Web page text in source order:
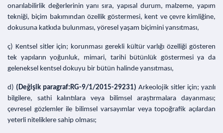
onarılabilirlik değerlerinin yanı sıra, yapısal durum, malzeme, yapım
tekniği, biçim bakımından özellik göstermesi, kent ve çevre kimliğine,
dokusuna katkıda bulunması, yöresel yaşam biçimini yansıtması,
ç) Kentsel sitler için; korunması gerekli kültür varlığı özelliği gösteren
tek yapıların yoğunluk, mimari, tarihi bütünlük göstermesi ya da
geleneksel kentsel dokuyu bir bütün halinde yansıtması,
d) (Değişik paragraf:RG-9/1/2015-29231) Arkeolojik sitler için; yazılı
bilgilere, sathi kalıntılara veya bilimsel araştırmalara dayanması;
çevresel gözlemler ile bilimsel varsayımlar veya topoğrafik açılardan
yeterli niteliklere sahip olması;